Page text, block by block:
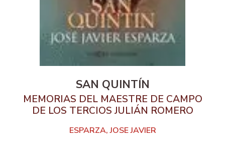
SAN QUINTÍN
MEMORIAS DEL MAESTRE DE CAMPO
DE LOS TERCIOS JULIÁN ROMERO
ESPARZA, JOSE JAVIER